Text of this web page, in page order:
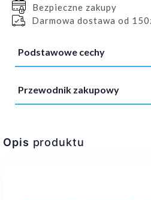
Bezpieczne zakupy
Darmowa dostawa od
Podstawowe cechy
Przewodnik zakupowy
Opis produktu